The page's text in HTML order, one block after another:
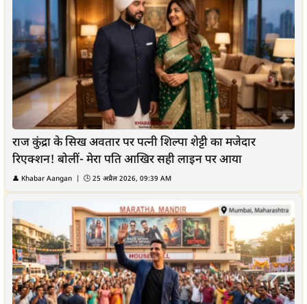
राज कुंद्रा के सिख अवतार पर पत्नी शिल्पा शेट्टी का मजेदार
रिएक्शन! बोलीं- मेरा पति आखिर सही लाइन पर आया
👤 Khabar Aangan | 🕒 25 अप्रैल 2026, 09:39 AM